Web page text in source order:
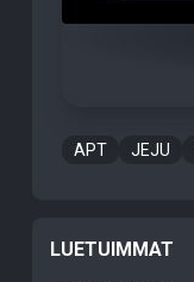
APT JEJU
LUETUIMMAT